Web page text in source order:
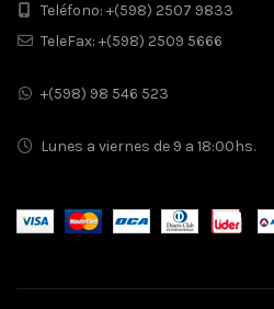
Teléfono: +(598) 2507 9833
TeleFax: +(598) 2509 5666
+(598) 98 546 523
Lunes a viernes de 9 a 18:00hs.